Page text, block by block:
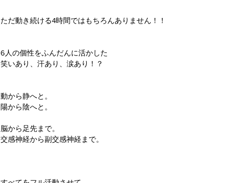
ただ動き続ける4時間ではもちろんありません！！
6人の個性をふんだんに活かした
笑いあり、汗あり、涙あり！？
動から静へと。
陽から陰へと。
脳から足先まで。
交感神経から副交感神経まで。